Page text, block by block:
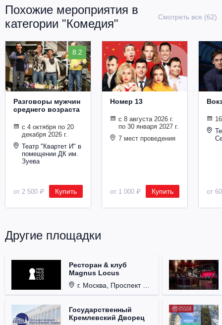
Похожие мероприятия в
категории "Комедия"
Смотреть все (62)
8.2
Разговоры мужчин
среднего возраста
с 4 октября по 20
декабря 2026 г.
Театр "Квартет И" в
помещении ДК им.
Зуева
от 2 500 ₽ Купить
Номер 13
с 8 августа 2026 г.
по 30 января 2027 г.
7 мест проведения
от 1 000 ₽ Купить от
Другие площадки
Ресторан & клуб
Magnus Locus
г. Москва, Проспект Мира, д. 12, стр. 9.
Государственный
Кремлевский Дворец